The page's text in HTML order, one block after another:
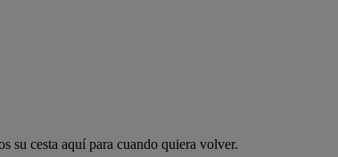
su cesta aquí para cuando quiera volver.